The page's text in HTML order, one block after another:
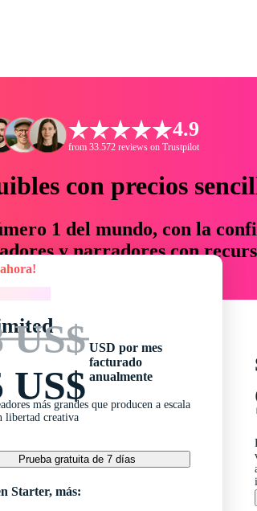
4.9
from 33.572 reviews on Trustpilot
con precios
1 del mundo, con la
y narradores con
en tiempo y presupuesto.
US$
US$
USD por mes
facturado
anualmente
más grandes que producen a escala
libertad creativa
Prueba gratuita de 7 días
Starter, más: